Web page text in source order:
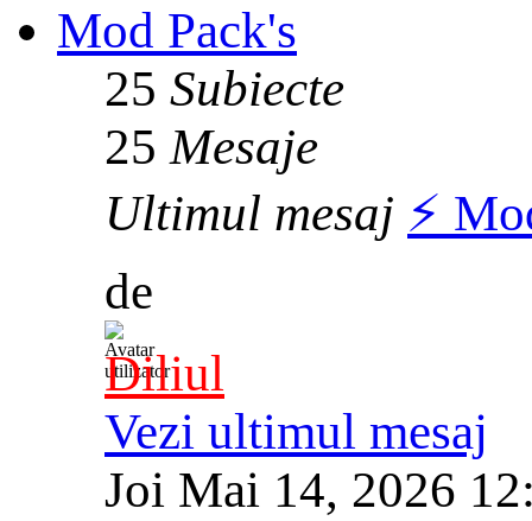
Mod Pack's
25 Subiecte
25 Mesaje
Ultimul mesaj ⚡️
de
Diliul
Vezi ultimul mesaj
Joi Mai 14, 2026